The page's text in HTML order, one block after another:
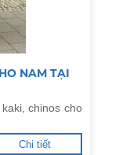
NAM TẠI
chinos cho
Chi tiết